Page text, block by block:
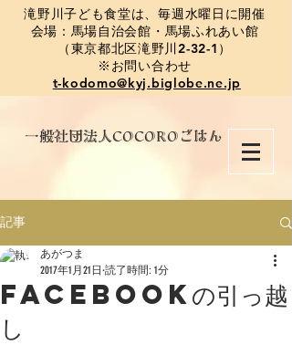
​滝野川子ども食堂は、毎週水曜日に開催
会場：馬場自治会館・馬場ふれあい館
（東京都北区滝野川2-32-1）
※お問い合わせ
t-kodomo@kyj.biglobe.ne.jp
​一般社団法人COCOROごはん
記事
Facebookの引っ越
し
あがつま
2017年1月21日 読了時間: 1分